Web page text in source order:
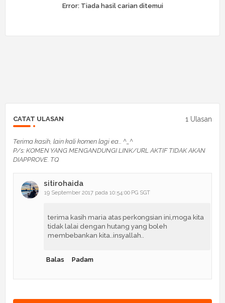
Error:Tiada hasil carian ditemui
CATAT ULASAN 1 Ulasan
Terima kasih, lain kali komen lagi ea... ^_^
P/s: KOMEN YANG MENGANDUNGI LINK/URL AKTIF TIDAK AKAN
DIAPPROVE. TQ
sitirohaida
19 September 2017 pada 10:54:00 PG SGT
terima kasih maria atas perkongsian ini,moga kita
tidak lalai dengan hutang yang boleh
membebankan kita..insyallah..
Balas Padam